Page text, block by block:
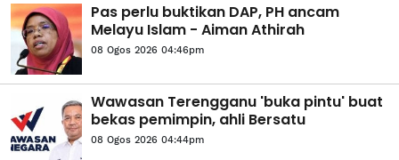
Pas perlu buktikan DAP, PH ancam
Melayu Islam - Aiman Athirah
08 Ogos 2026 04:46pm
Wawasan Terengganu 'buka pintu' buat
bekas pemimpin, ahli Bersatu
08 Ogos 2026 04:44pm